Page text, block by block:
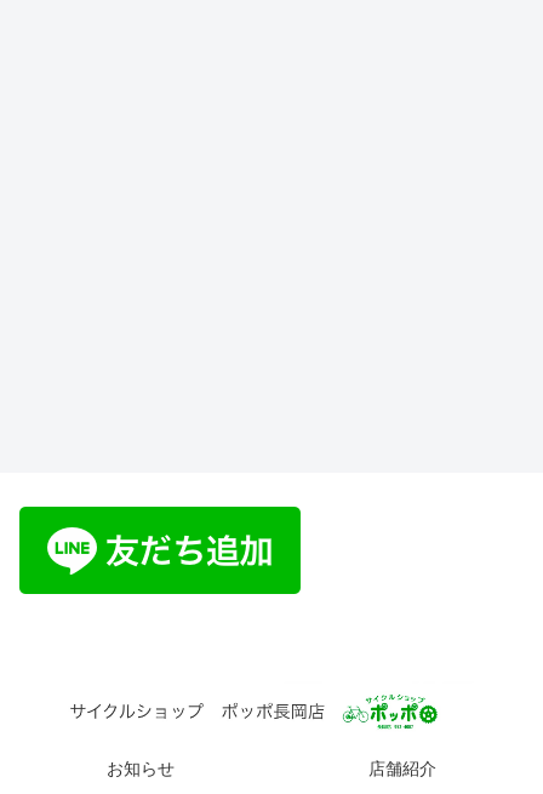
お知らせ 店舗紹介